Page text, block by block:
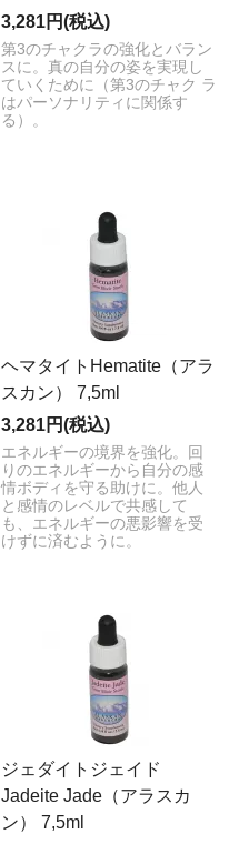
3,281円(税込)
第3のチャクラの強化とバラン
スに。真の自分の姿を実現し
ていくために（第3のチャク ラ
はパーソナリティに関係す
る）。
ヘマタイトHematite（アラ
スカン） 7,5ml
3,281円(税込)
エネルギーの境界を強化。回
りのエネルギーから自分の感
情ボディを守る助けに。他人
と感情のレベルで共感して
も、エネルギーの悪影響を受
けずに済むように。
ジェダイトジェイド
Jadeite Jade（アラスカ
ン） 7,5ml